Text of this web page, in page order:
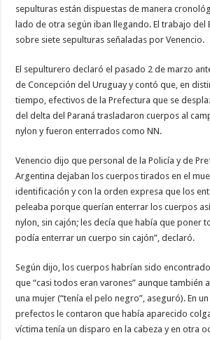
sepulturas están dispuestas de manera
lado de otra según iban llegando. El trabajo del
sobre siete sepulturas señaladas por Venencio.
El sepulturero declaró el pasado 2 de marzo
de Concepción del Uruguay y contó que, en
tiempo, efectivos de la Prefectura que se
del delta del Paraná trasladaron cuerpos al
nylon y fueron enterrados como NN.
Venencio dijo que personal de la Policía y de
Argentina dejaban los cuerpos tirados en el
identificación y con la orden expresa que los
peleaba porque querían enterrar los cuerpos
nylon, sin cajón; les decía que había que poner
podía enterrar un cuerpo sin cajón”, declaró.
Según dijo, los cuerpos habrían sido
que “casi todos eran varones” aunque también
una mujer (“tenía el pelo negro”, aseguró). En
prefectos le contaron que había aparecido
víctima tenía un disparo en la cabeza y en otra